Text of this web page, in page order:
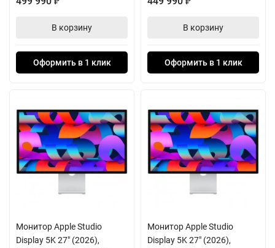
В корзину
Оформить в 1 клик
В корзину
Оформить в 1 клик
Монитор Apple Studio
Display 5K 27" (2026),
Монитор Apple Studio
Display 5K 27" (2026),